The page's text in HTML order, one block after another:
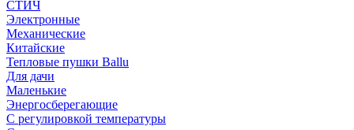
СТИЧ
Электронные
Механические
Китайские
Тепловые пушки Ballu
Для дачи
Маленькие
Энергосберегающие
С регулировкой температуры